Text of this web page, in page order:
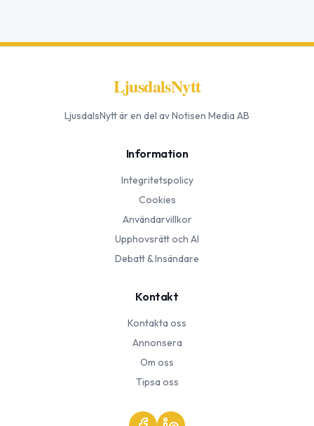
LjusdalsNytt
LjusdalsNyttär en del av Notisen Media AB
Information
Integritetspolicy
Cookies
Användarvillkor
Upphovsrätt och AI
Debatt & Insändare
Kontakt
Kontakta oss
Annonsera
Om oss
Tipsa oss